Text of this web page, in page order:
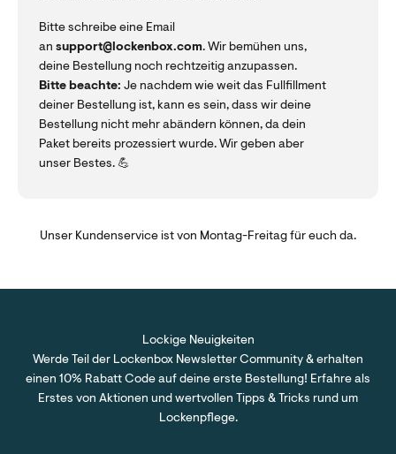
Bitte schreibe eine Email
an support@lockenbox.com. Wir bemühen uns,
deine Bestellung noch rechtzeitig anzupassen.
Bitte beachte: Je nachdem wie weit das Fullfillment
deiner Bestellung ist, kann es sein, dass wir deine
Bestellung nicht mehr abändern können, da dein
Paket bereits prozessiert wurde. Wir geben aber
unser Bestes. 💪
Unser Kundenservice ist von Montag-Freitag für euch da.
Lockige Neuigkeiten
Werde Teil der Lockenbox Newsletter Community & erhalten
einen 10% Rabatt Code auf deine erste Bestellung! Erfahre als
Erstes von Aktionen und wertvollen Tipps & Tricks rund um
Lockenpflege.